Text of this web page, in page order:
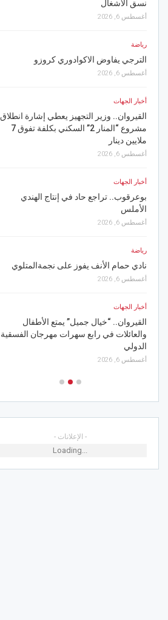
نسق الأشغال
أغسطس 6, 2026
رياضة
الترجي يفاوض الاكوادوري كروزو
أغسطس 6, 2026
أخبار الجهات
القيروان.. وزير التجهيز يعطي إشارة انطلاق
مشروع “المنار 2” السكني بكلفة تفوق 7
ملايين دينار
أغسطس 6, 2026
أخبار الجهات
بوعرقوب.. تراجع حاد في إنتاج الهندي
الأملس
أغسطس 6, 2026
رياضة
نادي حمام الأنف يفوز على نجمةالمتلوي
أغسطس 6, 2026
أخبار الجهات
القيروان.. “خيال جميل” يمتع الأطفال
والعائلات في رابع سهرات مهرجان الفسقية
الدولي
أغسطس 6, 2026
- الإعلانات -
Loading...